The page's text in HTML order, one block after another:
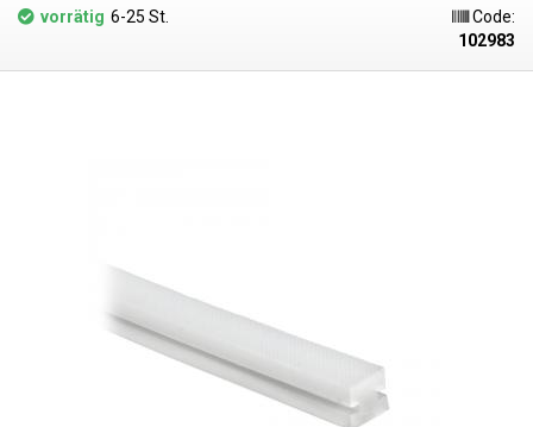
vorrätig 6-25 St.
Code:
102983